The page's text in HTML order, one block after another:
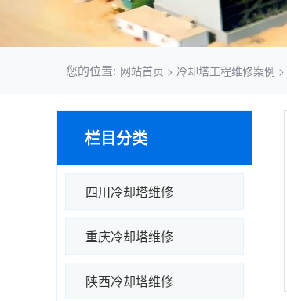
您的位置: 网站首页 > 冷却塔工程维修案例 >
栏目分类
四川冷却塔维修
重庆冷却塔维修
陕西冷却塔维修